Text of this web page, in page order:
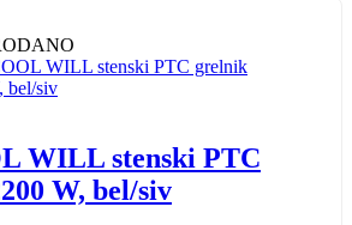
WILL stenski PTC
W, bel/siv